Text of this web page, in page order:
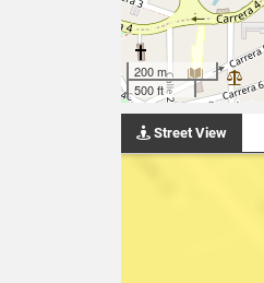
200 m
500 ft
Street View